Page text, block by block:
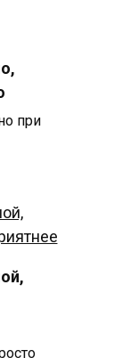
при